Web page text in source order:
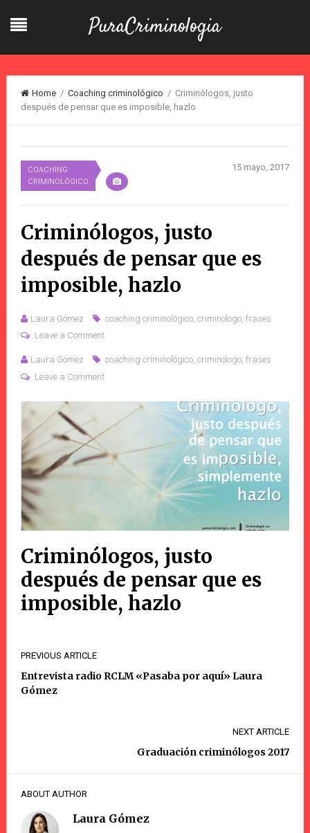
PuraCriminologia
Home/ Coaching criminológico / Criminólogos, justo
después de pensar que es imposible, hazlo
COACHING
CRIMINOLÓGICO
15 mayo, 2017
Criminólogos, justo
después de pensar que es
imposible, hazlo
Laura Gómez coaching criminológico, criminologo, frases
Leave a Comment
Laura Gómez coaching criminológico, criminologo, frases
Leave a Comment
Criminólogos, justo
después de pensar que es
imposible, hazlo
PREVIOUS ARTICLE
Entrevista radio RCLM «Pasaba por aquí» Laura
Gómez
NEXT ARTICLE
Graduación criminólogos 2017
ABOUT AUTHOR
Laura Gómez